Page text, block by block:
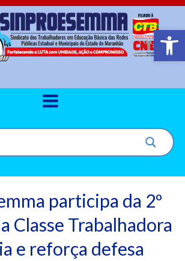
Barra de
participa da 2º
Classe Trabalhadora
e reforça defesa